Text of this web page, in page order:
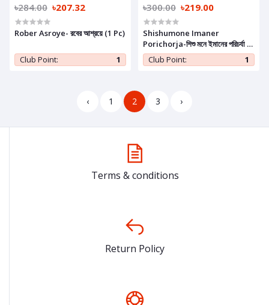
৳284.00 ৳207.32
Rober Asroye- রবের আশ্রয়ে (1 Pc)
Club Point: 1
৳300.00 ৳219.00
Shishumone Imaner
Porichorja-শিশু মনে ইমানের পরিচর্যা (1
Pc)Club Point: 1
‹ 1 2 3 ›
Terms & conditions
Return Policy